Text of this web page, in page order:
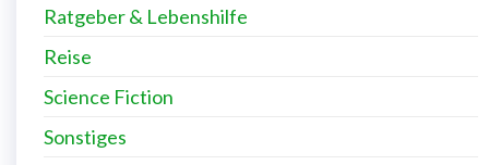
Ratgeber & Lebenshilfe
Reise
Science Fiction
Sonstiges